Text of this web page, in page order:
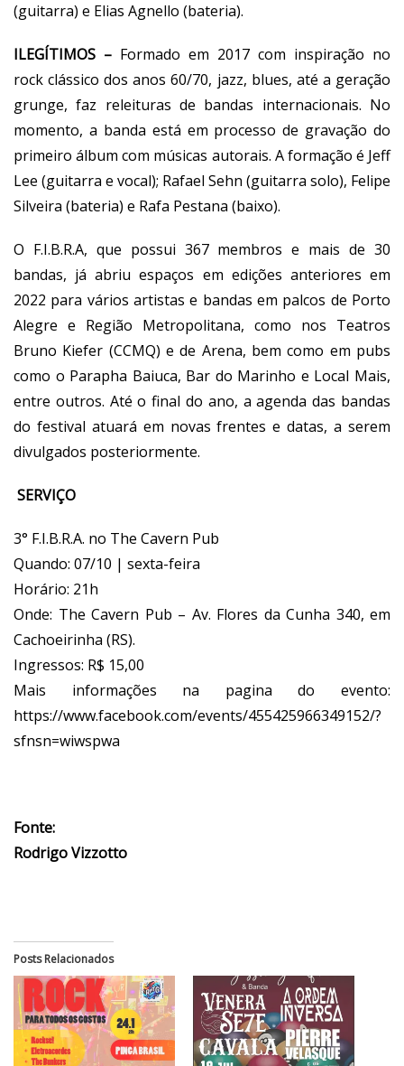
(guitarra) e Elias Agnello (bateria).
ILEGÍTIMOS – Formado em 2017 com inspiração no
rock clássico dos anos 60/70, jazz, blues, até a geração
grunge, faz releituras de bandas internacionais. No
momento, a banda está em processo de gravação do
primeiro álbum com músicas autorais. A formação é Jeff
Lee (guitarra e vocal); Rafael Sehn (guitarra solo), Felipe
Silveira (bateria) e Rafa Pestana (baixo).
O F.I.B.R.A, que possui 367 membros e mais de 30
bandas, já abriu espaços em edições anteriores em
2022 para vários artistas e bandas em palcos de Porto
Alegre e Região Metropolitana, como nos Teatros
Bruno Kiefer (CCMQ) e de Arena, bem como em pubs
como o Parapha Baiuca, Bar do Marinho e Local Mais,
entre outros. Até o final do ano, a agenda das bandas
do festival atuará em novas frentes e datas, a serem
divulgados posteriormente.
SERVIÇO
3° F.I.B.R.A. no The Cavern Pub
Quando: 07/10 | sexta-feira
Horário: 21h
Onde: The Cavern Pub – Av. Flores da Cunha 340, em
Cachoeirinha (RS).
Ingressos: R$ 15,00
Mais informações na pagina do evento:
https://www.facebook.com/events/455425966349152/?
sfnsn=wiwspwa
Fonte:
Rodrigo Vizzotto
Posts Relacionados